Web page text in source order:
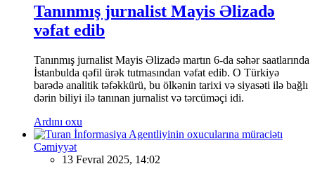
Tanınmış jurnalist Mayis Əlizadə
vəfat edib
Tanınmış jurnalist Mayis Əlizadə martın 6-da səhər saatlarında
İstanbulda qəfil ürək tutmasından vəfat edib. O Türkiyə
barədə analitik təfəkkürü, bu ölkənin tarixi və siyasəti ilə bağlı
dərin biliyi ilə tanınan jurnalist və tərcüməçi idi.
Ardını oxu
Cəmiyyət
13 Fevral 2025, 14:02